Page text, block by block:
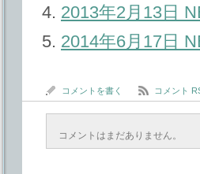
2013年2月13日
2014年6月17日
コメントを書く コメント
コメントはまだありません。